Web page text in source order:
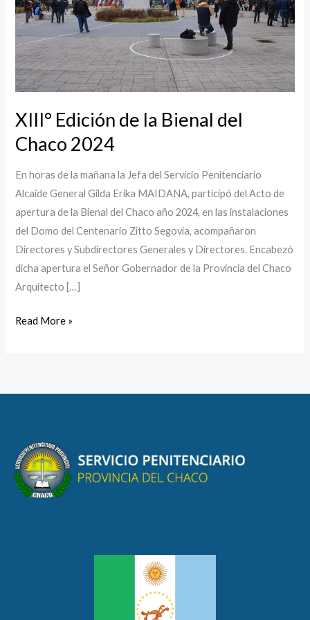
XIII° Edición de la Bienal del
Chaco 2024
En horas de la mañana la Jefa del Servicio Penitenciario
Alcaide General Gilda Erika MAIDANA, participó del Acto de
apertura de la Bienal del Chaco año 2024, en las instalaciones
del Domo del Centenario Zitto Segovia, acompañaron
Directores y Subdirectores Generales y Directores. Encabezó
dicha apertura el Señor Gobernador de la Provincia del Chaco
Arquitecto […]
del
Chaco
2024
Read More »